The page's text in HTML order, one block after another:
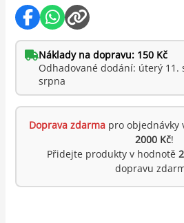
Náklady na dopravu: 150 Kč
Odhadované dodání: úterý 11.
srpna
Doprava zdarmapro objednávky
2000 Kč!
Přidejte produkty v hodnotě
dopravu